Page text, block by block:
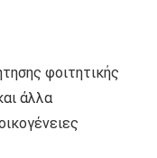
φοιτητικής
άλλα